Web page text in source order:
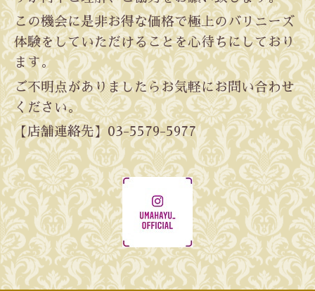
この機会に是非お得な価格で極上のバリニーズ
体験をしていただけることを心待ちにしており
ます。
ご不明点がありましたらお気軽にお問い合わせ
ください。
【店舗連絡先】03-5579-5977